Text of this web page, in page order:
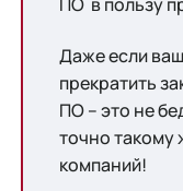
Даже если
прекратить
ПО – это не
точно такому
компаний!